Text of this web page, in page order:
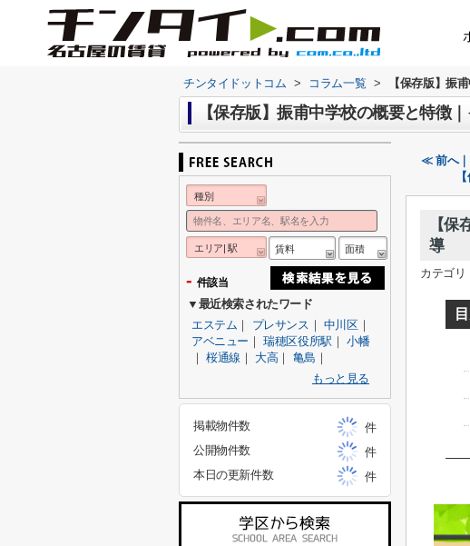
チンタイドットコム > コラム一覧 > 【保存版】振
【保存版】振甫中学校の概要と特徴
≪ 前へ｜
【
導
カテゴリ
種別
エリア| 駅 賃料 面積
- 件該当
▼最近検索されたワード
エステム ｜ プレサンス ｜ 中川区｜
アベニュー ｜瑞穂区役所駅 ｜小幡
｜桜通線 ｜ 大高｜ 亀島 ｜
もっと見る
掲載物件数
件
公開物件数
件
本日の更新件数
件